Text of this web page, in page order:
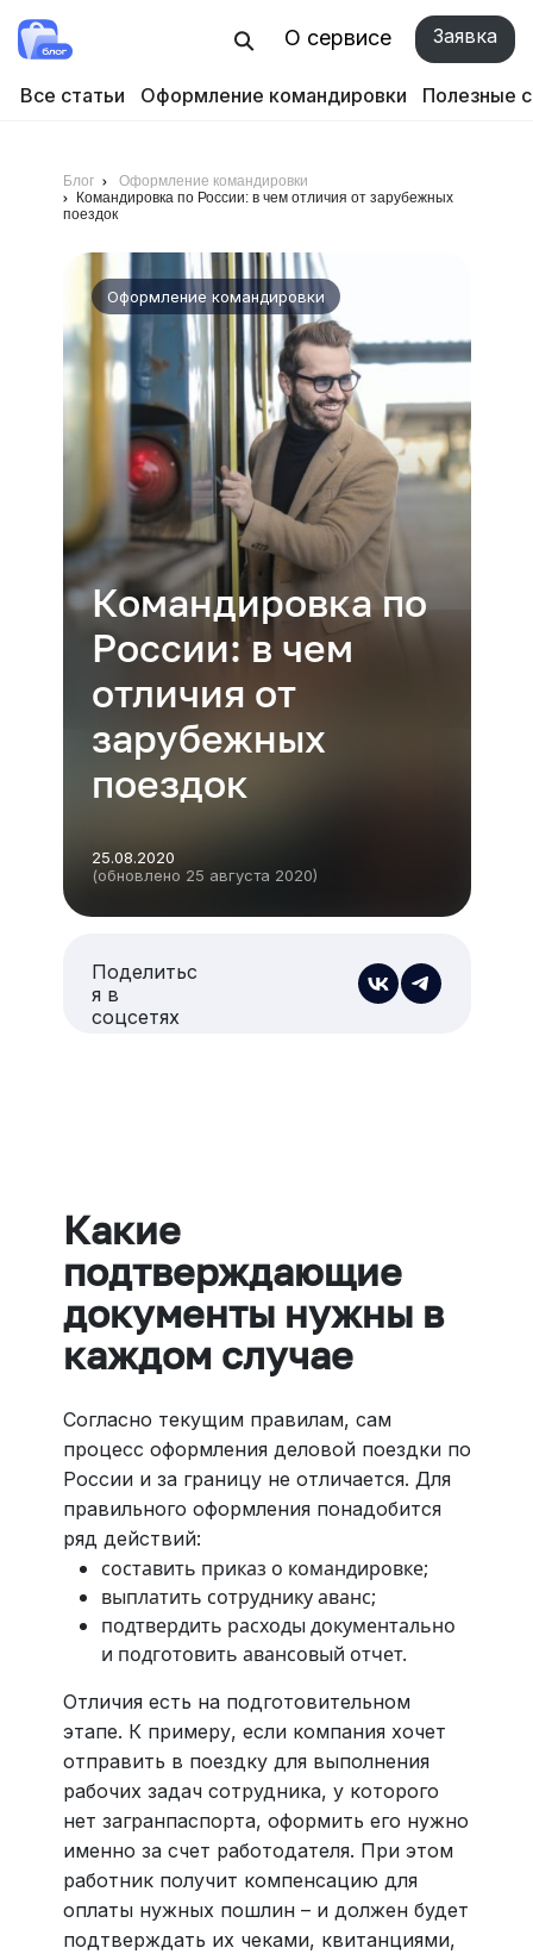
О сервисе Заявка
Все статьи Оформление командировки Полезные
Блог
Оформление командировки
Командировка по России: в чем отличия от зарубежных
поездок
Оформление командировки
Командировка по
России: в чем
отличия от
зарубежных
поездок
25.08.2020
(обновлено 25 августа 2020)
Поделитьс
я в
соцсетях
Какие
подтверждающие
документы нужны в
каждом случае
Согласно текущим правилам, сам
процесс оформления деловой поездки по
России и за границу не отличается. Для
правильного оформления понадобится
ряд действий:
составить приказ о командировке;
выплатить сотруднику аванс;
подтвердить расходы документально
и подготовить авансовый отчет.
Отличия есть на подготовительном
этапе. К примеру, если компания хочет
отправить в поездку для выполнения
рабочих задач сотрудника, у которого
нет загранпаспорта, оформить его нужно
именно за счет работодателя. При этом
работник получит компенсацию для
оплаты нужных пошлин – и должен будет
подтверждать их чеками, квитанциями,